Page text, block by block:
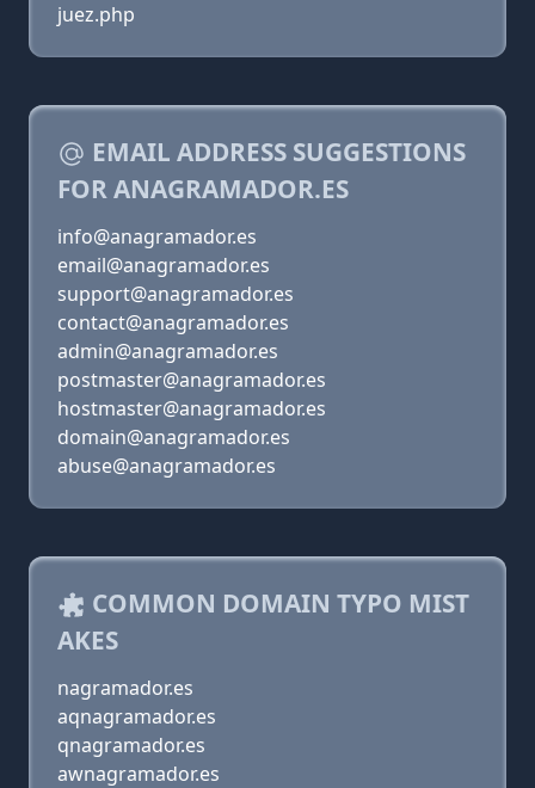
juez.php
EMAIL ADDRESS SUGGESTIONS
FOR ANAGRAMADOR.ES
info@anagramador.es
email@anagramador.es
support@anagramador.es
contact@anagramador.es
admin@anagramador.es
postmaster@anagramador.es
hostmaster@anagramador.es
domain@anagramador.es
abuse@anagramador.es
COMMON DOMAIN TYPO MIST
AKES
nagramador.es
aqnagramador.es
qnagramador.es
awnagramador.es